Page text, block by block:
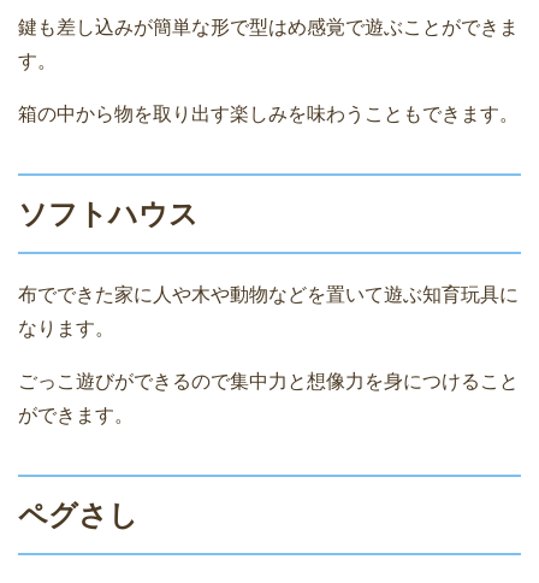
鍵も差し込みが簡単な形で型はめ感覚で遊ぶことができま
す。
箱の中から物を取り出す楽しみを味わうこともできます。
ソフトハウス
布でできた家に人や木や動物などを置いて遊ぶ知育玩具に
なります。
ごっこ遊びができるので集中力と想像力を身につけること
ができます。
ペグさし